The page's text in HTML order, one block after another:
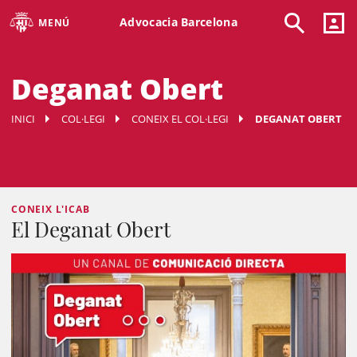
MENÚ Advocacia Barcelona
Deganat Obert
INICI COL·LEGI CONEIX EL COL·LEGI DEGANAT OBERT
CONEIX L'ICAB
El Deganat Obert